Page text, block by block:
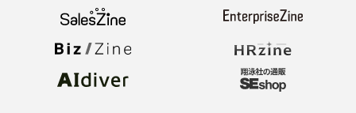
イベント BOOKS